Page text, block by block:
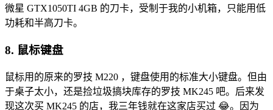
微星 GTX1050TI 4GB 的刀卡，受制于我的小机箱，只能用低
功耗和半高刀卡。
8. 鼠标键盘
鼠标用的原来的罗技 M220 ，键盘使用的标准大小键盘。但由
于桌子太小，还是捡垃圾搞块库存的罗技 MK245 吧。后来发
现这次买 MK245 的店，我三年钱就在这家店买过 😂。因为